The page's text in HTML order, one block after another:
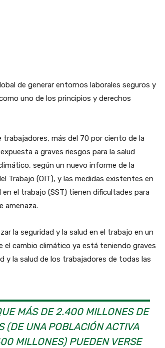
de generar entornos laborales seguros y
uno de los principios y derechos
trabajadores, más del 70 por ciento de la
a graves riesgos para la salud
según un nuevo informe de la
Trabajo (OIT), y las medidas existentes en
el trabajo (SST) tienen dificultades para
amenaza.
la seguridad y la salud en el trabajo en un
el cambio climático ya está teniendo graves
y la salud de los trabajadores de todas las
MÁS DE 2.400 MILLONES DE
(DE UNA POBLACIÓN ACTIVA
MILLONES) PUEDEN VERSE